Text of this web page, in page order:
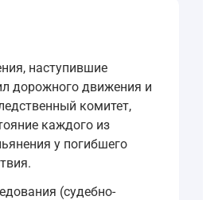
наступившие
дорожного движения и
комитет,
каждого из
у погибшего
(судебно-